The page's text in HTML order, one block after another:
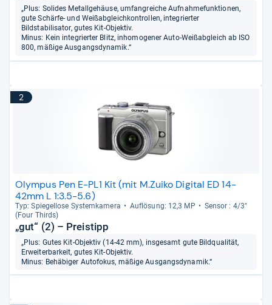
„Plus: Solides Metallgehäuse, umfangreiche Aufnahmefunktionen,
gute Schärfe- und Weißabgleichkontrollen, integrierter
Bildstabilisator, gutes Kit-Objektiv.
Minus: Kein integrierter Blitz, inhomogener Auto-Weißabgleich ab ISO
800, mäßige Ausgangsdynamik.“
2
Olympus Pen E-PL1 Kit (mit M.Zuiko Digital ED 14-
42mm L 1:3.5-5.6)
Typ: Spie­gel­lose Sys­tem­ka­mera Auf­lö­sung: 12,3 MP
Sen­sor : 4/3"
(Four Thirds)
„gut“ (2) – Preistipp
„Plus: Gutes Kit-Objektiv (14-42 mm), insgesamt gute Bildqualität,
Erweiterbarkeit, gutes Kit-Objektiv.
Minus: Behäbiger Autofokus, mäßige Ausgangsdynamik.“